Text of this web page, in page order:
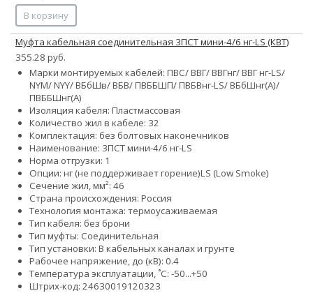
В корзину
Муфта кабельная соединительная 3ПСТ мини-4/6 нг-LS (КВТ)
355.28 руб.
Марки монтируемых кабелей: ПВС/ ВВГ/ ВВГнг/ ВВГ нг-LS/
NYM/ NYY/ ВБбШв/ ВБВ/ ПВББШП/ ПВБВнг-LS/ ВБбШнг(А)/
ПВББШнг(А)
Изоляция кабеля: Пластмассовая
Количество жил в кабеле: 32
Комплектация: без болтовых наконечников
Наименование: 3ПСТ мини-4/6 нг-LS
Норма отгрузки: 1
Опции: нг (не поддерживает горение)LS (Low Smoke)
Сечение жил, мм²: 46
Страна происхождения: Россия
Технология монтажа: термоусаживаемая
Тип кабеля: без брони
Тип муфты: Соединительная
Тип установки: В кабельных каналах и грунте
Рабочее напряжение, до (кВ): 0.4
Температура эксплуатации, ˚С: -50...+50
Штрих-код: 24630019120323